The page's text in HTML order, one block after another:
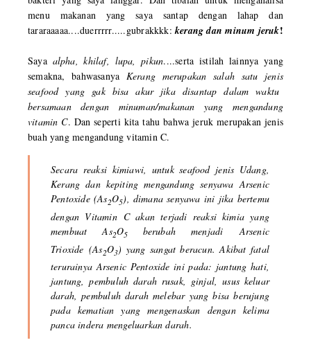
menu makanan yang saya santap dengan lahap dan
tararaaaaa....duerrrrr.....gubrakkkk:kerang dan minum jeruk!
Saya alpha, khilaf, lupa, pikun....serta istilah lainnya yang
semakna, bahwasanya Kerang merupakan salah satu jenis
seafood yang gak bisa akur jika disantap dalam waktu
bersamaan dengan minuman/makanan yang mengandung
vitamin C. Dan seperti kita tahu bahwa jeruk merupakan jenis
buah yang mengandung vitamin C.
Secara reaksi kimiawi, untuk seafood jenis Udang,
Kerang dan kepiting mengandung senyawaArsenic
Pentoxide(As2O5), dimana senyawa ini jika bertemu
dengan Vitamin C akan terjadi reaksi kimia yang
membuat As2O5 berubah menjadiArsenic
Trioxide (As2O3) yang sangat beracun. Akibat fatal
terurainyaArsenic Pentoxide ini pada: jantung hati,
jantung, pembuluh darah rusak, ginjal, usus keluar
darah, pembuluh darah melebar yang bisa berujung
pada kematian yang mengenaskan dengan kelima
panca indera mengeluarkan darah.